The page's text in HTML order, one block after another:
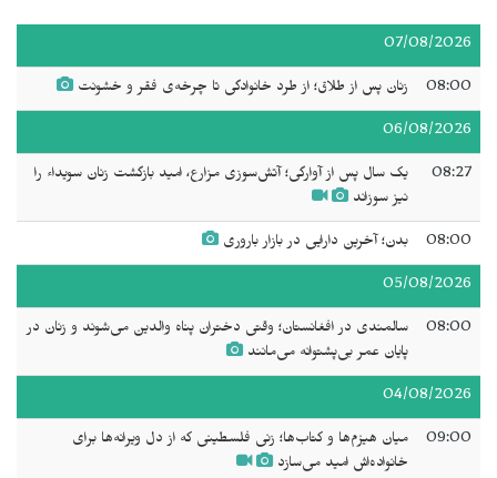
07/08/2026
08:00 زنان پس از طلاق؛ از طرد خانوادگی تا چرخه‌ی فقر و خشونت
06/08/2026
08:27
یک سال پس از آوارگی؛ آتش‌سوزی مزارع، امید بازگشت زنان سويداء را
نیز سوزاند
08:00 بدن؛ آخرین دارایی در بازار باروری
05/08/2026
08:00
سالمندی در افغانستان؛ وقتی دختران پناه والدین می‌شوند و زنان در
پایان عمر بی‌پشتوانه می‌مانند
04/08/2026
09:00
میان هیزم‌ها و کتاب‌ها؛ زنی فلسطینی که از دل ویرانه‌ها برای
خانواده‌اش امید می‌سازد